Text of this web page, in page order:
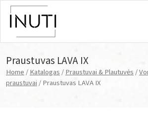
Main Navigation
Praustuvas LAVA IX
Home/Katalogas/Praustuvai & Plautuvės/
praustuvai/ Praustuvas LAVA IX